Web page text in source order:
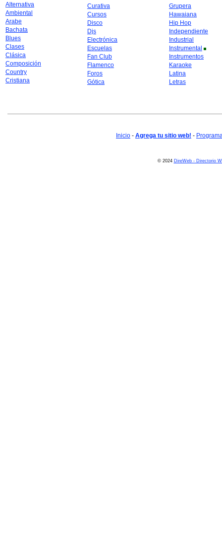
Alternativa
Ambiental
Arabe
Bachata
Blues
Clases
Clásica
Composición
Country
Cristiana
Curativa
Cursos
Disco
Djs
Electrónica
Escuelas
Fan Club
Flamenco
Foros
Gótica
Grupera
Hawaiana
Hip Hop
Independiente
Industrial
Instrumental
Instrumentos
Karaoke
Latina
Letras
Inicio - Agrega tu sitio web! -
© 2024 DireWeb - Directorio